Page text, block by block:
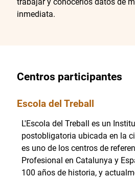
inmediata.
Centros participantes
Escola del Treball
L'Escola del Treball es un
postobligatoria ubicada en la
es uno de los centros de
Profesional en Catalunya y
100 años de historia, y